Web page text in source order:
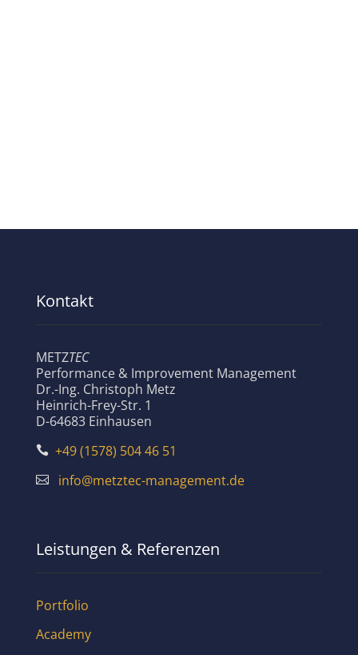
Kontakt
METZTEC
Performance & Improvement Management
Dr.-Ing. Christoph Metz
Heinrich-Frey-Str. 1
D-64683 Einhausen
 +49 (1578) 504 46 51
 info@metztec-management.de
Leistungen & Referenzen
Portfolio
Academy